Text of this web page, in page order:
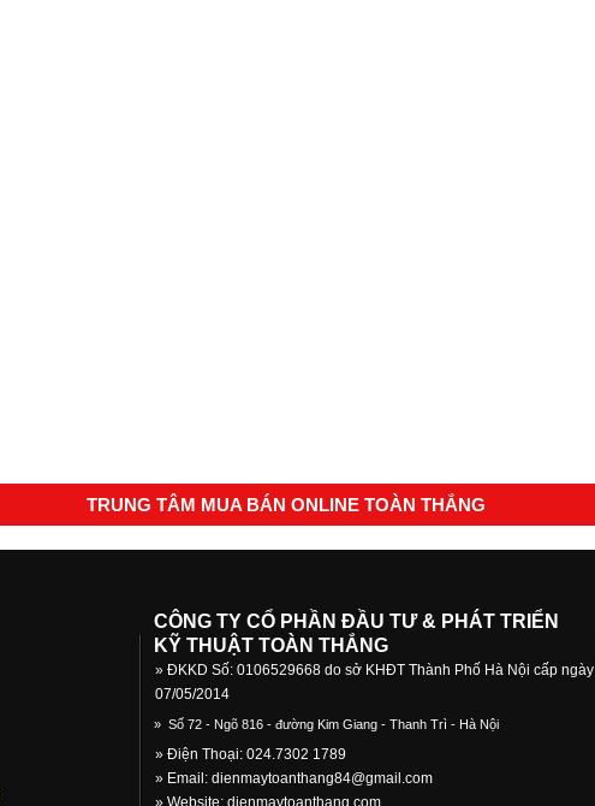
TRUNG TÂM MUA BÁN ONLINE TOÀN THẮNG
CÔNG TY CỔ PHẦN ĐẦU TƯ & PHÁT TRIỂN
KỸ THUẬT TOÀN THẮNG
» ĐKKD Số: 0106529668 do sở KHĐT Thành Phố Hà Nội cấp ngày
07/05/2014
» Số 72 - Ngõ 816 - đường Kim Giang - Thanh Trì - Hà Nội
» Điện Thoại: 024.7302 1789
» Email: dienmaytoanthang84@gmail.com